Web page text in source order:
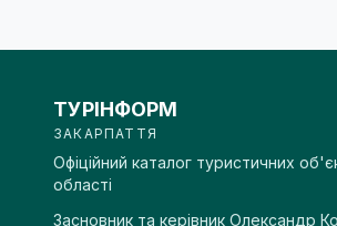
ТУРІНФОРМ
ЗАКАРПАТТЯ
Офіційний каталог туристичних
області
Засновник та керівник Олександр